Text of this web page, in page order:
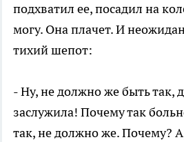
подхватил ее, посадил на
могу. Она плачет. И
тихий шепот:
- Ну, не должно же быть так,
заслужила! Почему так
так, не должно же. Почему?